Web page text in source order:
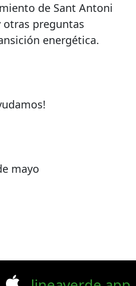
de Sant Antoni
otras preguntas
energética.
mayo